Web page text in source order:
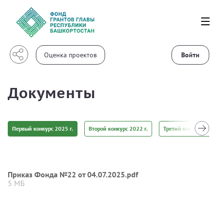
Войти
Документы
Первый конкурс 2025 г. Второй конкурс 2022 г. Третий конкурс
Приказ Фонда №22 от 04.07.2025.pdf
5 МБ